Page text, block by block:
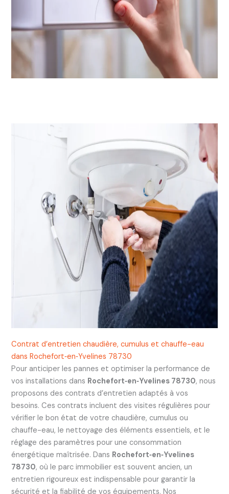
Contrat d’entretien chaudière, cumulus et chauffe-eau
dans Rochefort‑en‑Yvelines 78730
Pour anticiper les pannes et optimiser la performance de
vos installations dans Rochefort‑en‑Yvelines 78730, nous
proposons des contrats d’entretien adaptés à vos
besoins. Ces contrats incluent des visites régulières pour
vérifier le bon état de votre chaudière, cumulus ou
chauffe-eau, le nettoyage des éléments essentiels, et le
réglage des paramètres pour une consommation
énergétique maîtrisée. Dans Rochefort‑en‑Yvelines
78730, où le parc immobilier est souvent ancien, un
entretien rigoureux est indispensable pour garantir la
sécurité et la fiabilité de vos équipements. Nos